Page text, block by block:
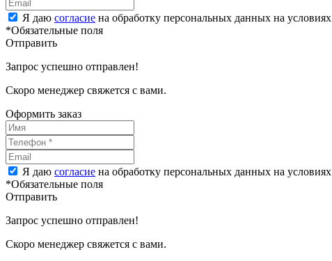
Я даю согласие на обработку персональных данных на условиях
*Обязательные поля
Отправить
Запрос успешно отправлен!
Скоро менеджер свяжется с вами.
Оформить заказ
Я даю согласие на обработку персональных данных на условиях
*Обязательные поля
Отправить
Запрос успешно отправлен!
Скоро менеджер свяжется с вами.